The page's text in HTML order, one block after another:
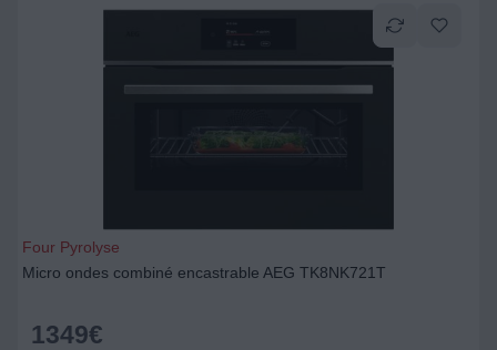
Four Pyrolyse
Micro ondes combiné encastrable AEG TK8NK721T
1349€